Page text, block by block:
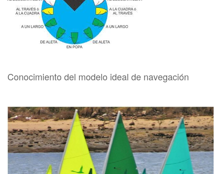
Conocimiento del modelo ideal de navegación